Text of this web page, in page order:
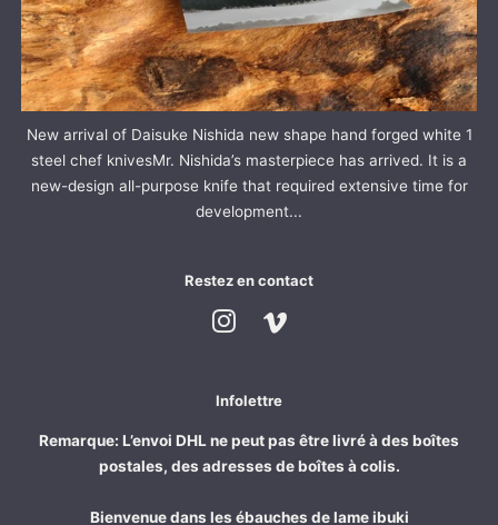
New arrival of Daisuke Nishida new shape hand forged white 1
steel chef knivesMr. Nishida’s masterpiece has arrived. It is a
new-design all-purpose knife that required extensive time for
development...
Restez en contact
Instagram
Infolettre
Remarque: L’envoi DHL ne peut pas être livré à des boîtes
postales, des adresses de boîtes à colis.
Bienvenue dans les ébauches de lame ibuki